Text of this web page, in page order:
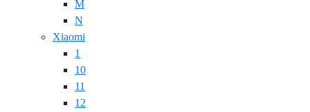
M
N
Xiaomi
1
10
11
12